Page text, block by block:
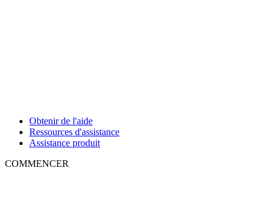
Obtenir de l'aide
Ressources d'assistance
Assistance produit
COMMENCER